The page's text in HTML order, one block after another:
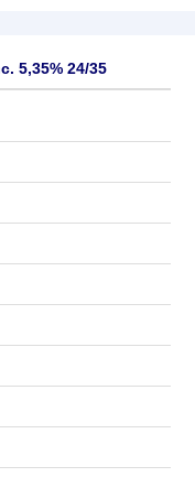
5,35% 24/35